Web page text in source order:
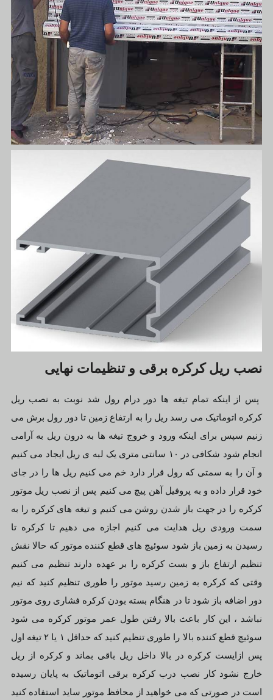
نصب ریل کرکره برقی و تنظیمات نهایی
پس از اینکه تمام تیغه ها دور درام رول شد نوبت به نصب ریل
کرکره اتوماتیک می رسد ریل را به ارتفاع زمین تا دور رول برش می
زنیم سپس برای اینکه ورود و خروج تیغه ها به درون ریل به آرامی
انجام شود شکافی در ۱۰ سانتی متری یک لبه ی ریل ایجاد می کنیم
و آن را به سمتی که رول قرار دارد خم می کنیم ریل ها را در جای
خود قرار داده و به پروفیل آهن پیچ می کنیم پس از نصب ریل موتور
کرکره را در جهت باز شدن روشن می کنیم و تیغه های کرکره را به
سمت ورودی ریل هدایت می کنیم اجازه می دهیم تا کرکره تا
رسیدن به زمین باز شود سوئیچ های قطع کننده موتور که حالا نقش
تنظیم ارتفاع باز و بست کرکره را بر عهده دارند تنظیم می کنیم
وقتی که کرکره به زمین رسید موتور را طوری تنظیم کنید که نیم
دور اضافه باز شود تا در هنگام بسته بودن کرکره فشاری روی موتور
نباشد ، این کار باعث بالا رفتن طول عمر موتور کرکره می شود
سوئیچ قطع کننده بالا را طوری تنظیم کنید که حداقل ۱ یا ۲ تیغه اول
پس ازایست کرکره در بالا داخل ریل باقی بماند و کرکره از ریل
خارج نشود کار نصب درب کرکره برقی اتوماتیک به پایان رسیده
است در صورتی که می خواهید از محافظ موتور ساید استفاده کنید